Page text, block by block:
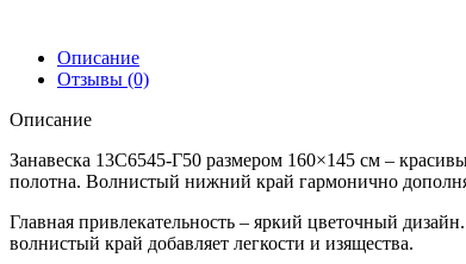
Описание
Отзывы (0)
Описание
Занавеска 13С6545-Г50 размером 160×145 см –
полотна. Волнистый нижний край гармонично
Главная привлекательность – яркий цветочный
волнистый край добавляет легкости и изящества.